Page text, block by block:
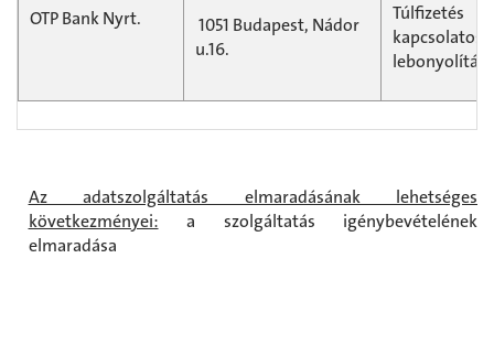
OTP Bank Nyrt.
1051 Budapest, Nádor
u.16.
Az adatszolgáltatás elmaradásának lehetséges
következményei: a szolgáltatás igénybevételének
elmaradása